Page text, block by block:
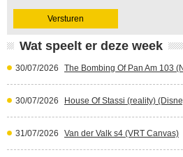
Wat speelt er deze week
30/07/2026 The Bombing Of Pan Am 103
30/07/2026 House Of Stassi (reality)
31/07/2026 Van der Valk s4 (VRT Canvas)